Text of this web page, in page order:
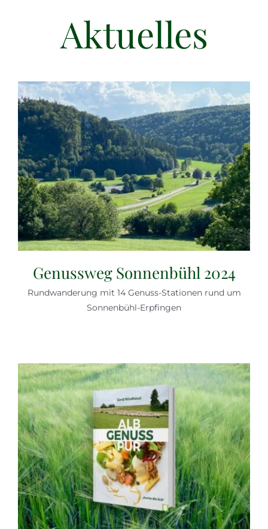
Aktuelles
Genussweg Sonnenbühl 2024
Rundwanderung mit 14 Genuss-Stationen rund um
Sonnenbühl-Erpfingen